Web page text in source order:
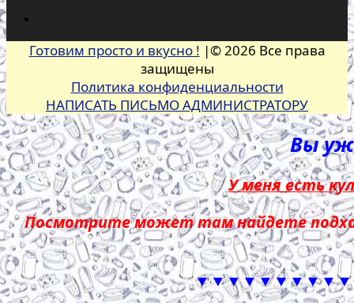
Готовим просто и вкусно ! |© 2026 Все права
защищены
Политика конфиденциальности
НАПИСАТЬ ПИСЬМО АДМИНИСТРАТОРУ
Вы
У меня есть
Посмотрите может там найдете